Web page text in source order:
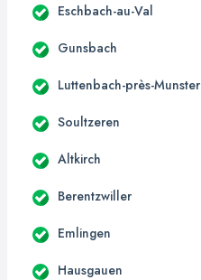
Eschbach-au-Val
Gunsbach
Luttenbach-près-Munster
Soultzeren
Altkirch
Berentzwiller
Emlingen
Hausgauen